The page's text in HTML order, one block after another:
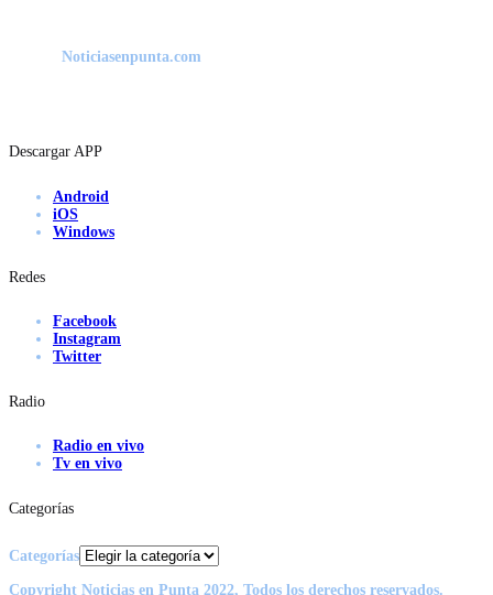
Noticiasenpunta.com
Descargar APP
Android
iOS
Windows
Redes
Facebook
Instagram
Twitter
Radio
Radio en vivo
Tv en vivo
Categorías
Categorías
Copyright Noticias en Punta 2022, Todos los derechos reservados.